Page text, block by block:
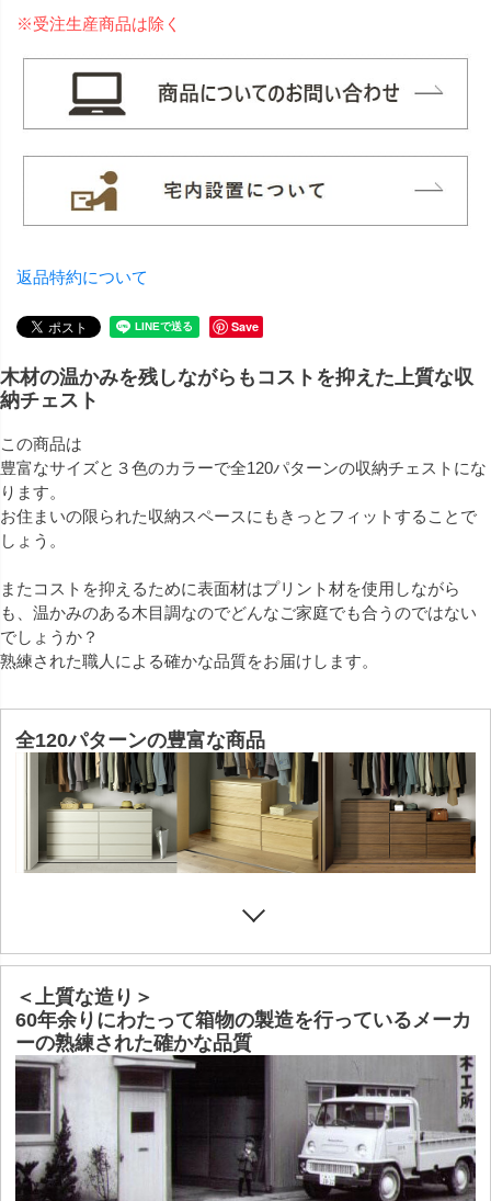
※受注生産商品は除く
返品特約について
Save
木材の温かみを残しながらもコストを抑えた上質な収
納チェスト
この商品は
豊富なサイズと３色のカラーで全120パターンの収納チェストにな
ります。
お住まいの限られた収納スペースにもきっとフィットすることで
しょう。
またコストを抑えるために表面材はプリント材を使用しながら
も、温かみのある木目調なのでどんなご家庭でも合うのではない
でしょうか？
熟練された職人による確かな品質をお届けします。
全120パターンの豊富な商品
＜上質な造り＞
60年余りにわたって箱物の製造を行っているメーカ
ーの熟練された確かな品質